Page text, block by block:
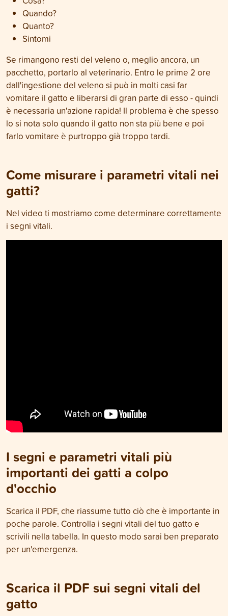
Quando?
Quanto?
Sintomi
Se rimangono resti del veleno o, meglio ancora, un
pacchetto, portarlo al veterinario. Entro le prime 2 ore
dall'ingestione del veleno si può in molti casi far
vomitare il gatto e liberarsi di gran parte di esso - quindi
è necessaria un'azione rapida! Il problema è che spesso
lo si nota solo quando il gatto non sta più bene e poi
farlo vomitare è purtroppo già troppo tardi.
Come misurare i parametri vitali nei
gatti?
Nel video ti mostriamo come determinare correttamente
i segni vitali.
I segni e parametri vitali più
importanti dei gatti a colpo
d'occhio
Scarica il PDF, che riassume tutto ciò che è importante in
poche parole. Controlla i segni vitali del tuo gatto e
scrivili nella tabella. In questo modo sarai ben preparato
per un'emergenza.
Scarica il PDF sui segni vitali del
gatto